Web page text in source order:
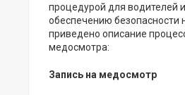
процедурой для водителей
обеспечению безопасности
приведено описание
медосмотра:
Запись на медосмотр